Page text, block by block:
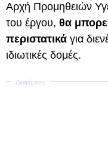
Αρχή Προμηθειών
του έργου, θα
περιστατικά για
ιδιωτικές δομές.